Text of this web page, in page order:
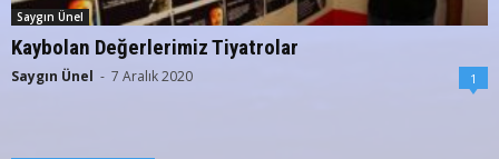
Saygın Ünel
Kaybolan Değerlerimiz Tiyatrolar
Saygın Ünel - 7 Aralık 2020 1